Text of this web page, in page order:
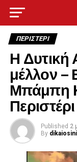
ΠΕΡΙΣΤΕΡΙ
Η Δυτική
μέλλον
Μπάμπη
Περιστέρι
Published 2
By